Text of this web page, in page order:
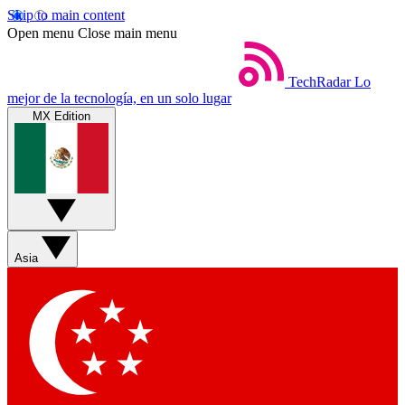
Skip to main content
Open menu Close main menu
TechRadar Lo
mejor de la tecnología, en un solo lugar
MX Edition
Asia